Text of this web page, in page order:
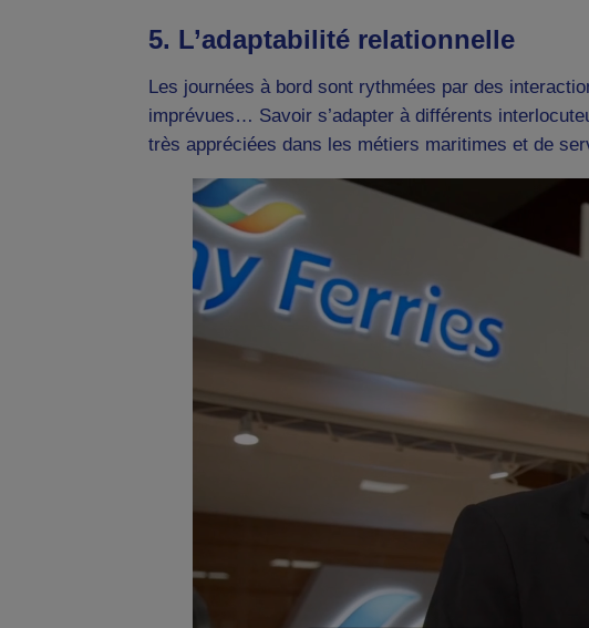
5. L’adaptabilité relationnelle
Les journées à bord sont rythmées par des
imprévues… Savoir s’adapter à différents
très appréciées dans les métiers maritimes et de